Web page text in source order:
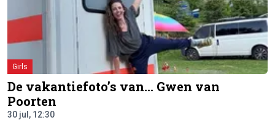
Girls
De vakantiefoto’s van… Gwen van
Poorten
30 jul, 12:30